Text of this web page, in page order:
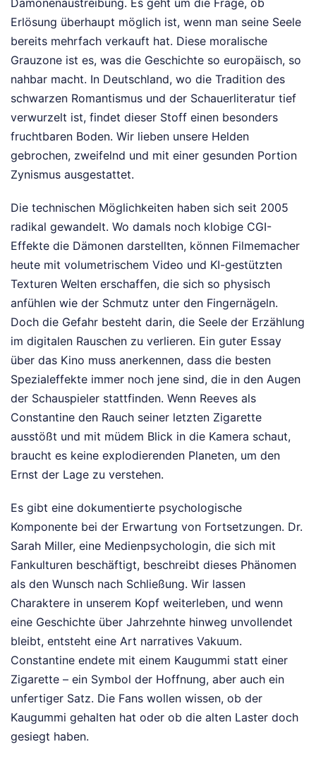
Erlösung überhaupt möglich ist, wenn man seine Seele
bereits mehrfach verkauft hat. Diese moralische
Grauzone ist es, was die Geschichte so europäisch, so
nahbar macht. In Deutschland, wo die Tradition des
schwarzen Romantismus und der Schauerliteratur tief
verwurzelt ist, findet dieser Stoff einen besonders
fruchtbaren Boden. Wir lieben unsere Helden
gebrochen, zweifelnd und mit einer gesunden Portion
Zynismus ausgestattet.
Die technischen Möglichkeiten haben sich seit 2005
radikal gewandelt. Wo damals noch klobige CGI-
Effekte die Dämonen darstellten, können Filmemacher
heute mit volumetrischem Video und KI-gestützten
Texturen Welten erschaffen, die sich so physisch
anfühlen wie der Schmutz unter den Fingernägeln.
Doch die Gefahr besteht darin, die Seele der Erzählung
im digitalen Rauschen zu verlieren. Ein guter Essay
über das Kino muss anerkennen, dass die besten
Spezialeffekte immer noch jene sind, die in den Augen
der Schauspieler stattfinden. Wenn Reeves als
Constantine den Rauch seiner letzten Zigarette
ausstößt und mit müdem Blick in die Kamera schaut,
braucht es keine explodierenden Planeten, um den
Ernst der Lage zu verstehen.
Es gibt eine dokumentierte psychologische
Komponente bei der Erwartung von Fortsetzungen. Dr.
Sarah Miller, eine Medienpsychologin, die sich mit
Fankulturen beschäftigt, beschreibt dieses Phänomen
als den Wunsch nach Schließung. Wir lassen
Charaktere in unserem Kopf weiterleben, und wenn
eine Geschichte über Jahrzehnte hinweg unvollendet
bleibt, entsteht eine Art narratives Vakuum.
Constantine endete mit einem Kaugummi statt einer
Zigarette – ein Symbol der Hoffnung, aber auch ein
unfertiger Satz. Die Fans wollen wissen, ob der
Kaugummi gehalten hat oder ob die alten Laster doch
gesiegt haben.